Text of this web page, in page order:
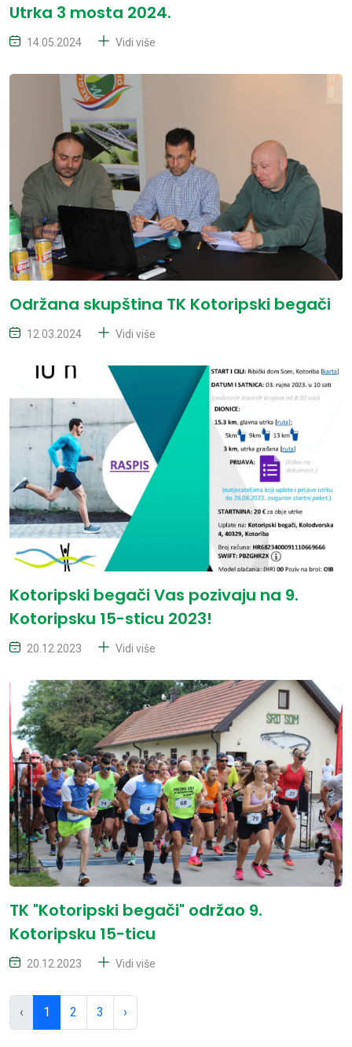
Utrka 3 mosta 2024.
14.05.2024 Vidi više
Održana skupština TK Kotoripski begači
12.03.2024 Vidi više
Kotoripski begači Vas pozivaju na 9.
Kotoripsku 15-sticu 2023!
20.12.2023 Vidi više
TK "Kotoripski begači" održao 9.
Kotoripsku 15-ticu
20.12.2023 Vidi više
‹ 1 2 3 ›